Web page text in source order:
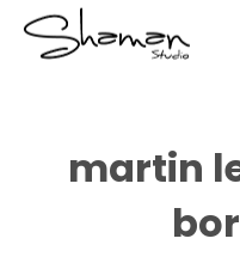
martin